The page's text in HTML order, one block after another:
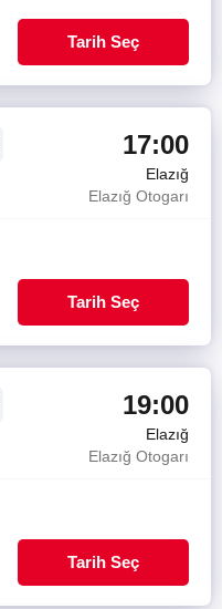
Tarih Seç
17:00
Elazığ
Elazığ Otogarı
Tarih Seç
19:00
Elazığ
Elazığ Otogarı
Tarih Seç